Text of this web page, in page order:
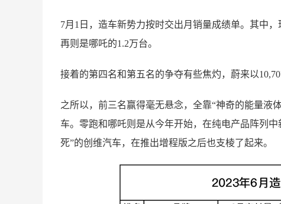
7月1日，造车新势力按时交出月销量成绩单。其中
再则是哪吒的1.2万台。
接着的第四名和第五名的争夺有些焦灼，蔚来以
之所以，前三名赢得毫无悬念，全靠“神奇的能量
车。零跑和哪吒则是从今年开始，在纯电产品阵列
死”的创维汽车，在推出增程版之后也支棱了起来。